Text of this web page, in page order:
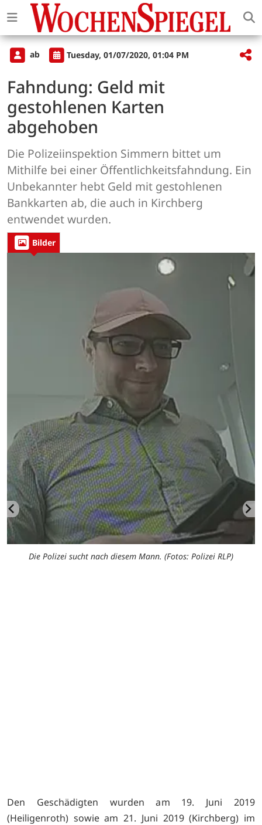
ab Tuesday, 01/07/2020, 01:04 PM
Fahndung: Geld mit
gestohlenen Karten
abgehoben
Die Polizeiinspektion Simmern bittet um
Mithilfe bei einer Öffentlichkeitsfahndung. Ein
Unbekannter hebt Geld mit gestohlenen
Bankkarten ab, die auch in Kirchberg
entwendet wurden.
Bilder
Die Polizei sucht nach diesem Mann. (Fotos: Polizei RLP)
Den Geschädigten wurden am 19. Juni 2019
(Heiligenroth) sowie am 21. Juni 2019 (Kirchberg) im